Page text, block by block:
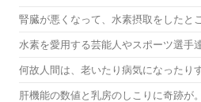
腎臓が悪くなって、水素摂取をしたと
水素を愛用する芸能人やスポーツ選手
何故人間は、老いたり病気になったり
肝機能の数値と乳房のしこりに奇跡が。